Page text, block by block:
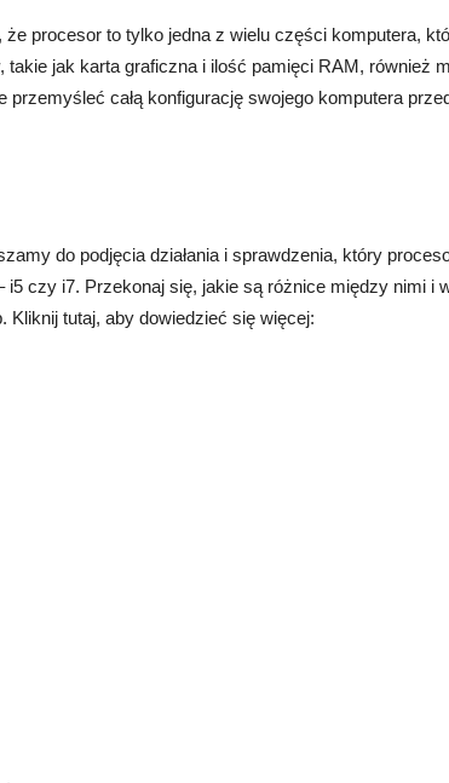
procesor to tylko jedna z wielu części komputera,
takie jak karta graficzna i ilość pamięci RAM, również
przemyśleć całą konfigurację swojego komputera
do podjęcia działania i sprawdzenia, który
czy i7. Przekonaj się, jakie są różnice między nimi i
Kliknij tutaj, aby dowiedzieć się więcej: